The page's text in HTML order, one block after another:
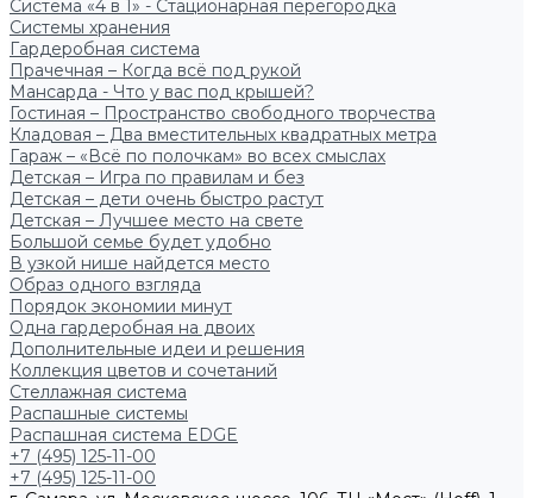
Система «4 в 1» - Стационарная перегородка
Системы хранения
Гардеробная система
Прачечная – Когда всё под рукой
Мансарда - Что у вас под крышей?
Гостиная – Пространство свободного творчества
Кладовая – Два вместительных квадратных метра
Гараж – «Всё по полочкам» во всех смыслах
Детская – Игра по правилам и без
Детская – дети очень быстро растут
Детская – Лучшее место на свете
Большой семье будет удобно
В узкой нише найдется место
Образ одного взгляда
Порядок экономии минут
Одна гардеробная на двоих
Дополнительные идеи и решения
Коллекция цветов и сочетаний
Стеллажная система
Распашные системы
Распашная система EDGE
+7 (495) 125-11-00
+7 (495) 125-11-00